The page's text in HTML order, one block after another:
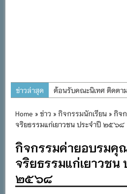
ข่าวล่าสุด
ต้อนรับคณะนิเทศ ติดตา
การอบรมการจัดทำแผน
สำนักงานเขตพื้นที่การศึก
พิธีถวายเครื่องราชสักกา
พระชนมพรรษา พระบา
Home »ข่าว »กิจกรรมนักเรียน » กิจ
จริยธรรมแก่เยาวชน ประจำปี ๒๕๖๘
กิจกรรมค่ายอบรมคุ
จริยธรรมแก่เยาวชน
๒๕๖๘